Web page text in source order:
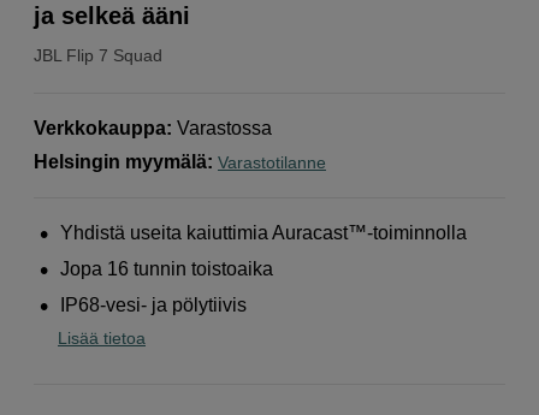
JBL Flip 7 Squad
ja selkeä ääni
Verkkokauppa: Varastossa
Helsingin myymälä: Varastotilanne
Yhdistä useita kaiuttimia Auracast™-toiminnolla
Jopa 16 tunnin toistoaika
IP68-vesi- ja pölytiivis
Lisää tietoa